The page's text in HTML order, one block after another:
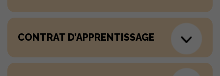
CONTRAT D’APPRENTISSAGE